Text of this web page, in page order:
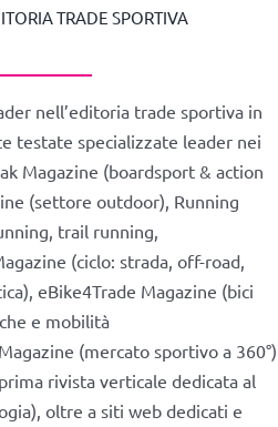
TRADE SPORTIVA
nell’editoria trade sportiva in
testate specializzate leader nei
Magazine (boardsport & action
(settore outdoor), Running
trail running,
(ciclo: strada, off-road,
eBike4Trade Magazine (bici
e mobilità
(mercato sportivo a 360°)
rivista verticale dedicata al
oltre a siti web dedicati e